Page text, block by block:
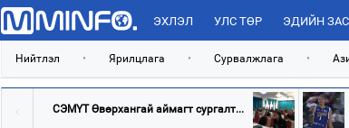
ЭХЛЭЛ УЛС ТӨР ЭДИЙН
Нийтлэл • Ярилцлага • Сурвалжлага •
СЭМҮТ Өвөрхангай аймагт сургалт...